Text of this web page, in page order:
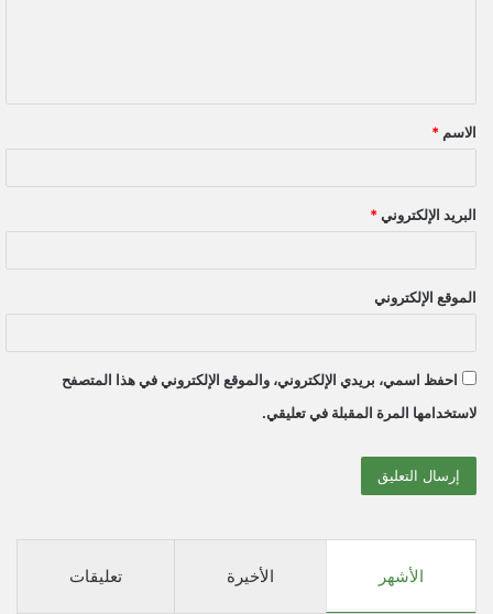
ق
*
الاسم *
البريد الإلكتروني *
الموقع الإلكتروني
احفظ اسمي، بريدي الإلكتروني، والموقع الإلكتروني في هذا المتصفح
لاستخدامها المرة المقبلة في تعليقي.
الأشهر الأخيرة تعليقات